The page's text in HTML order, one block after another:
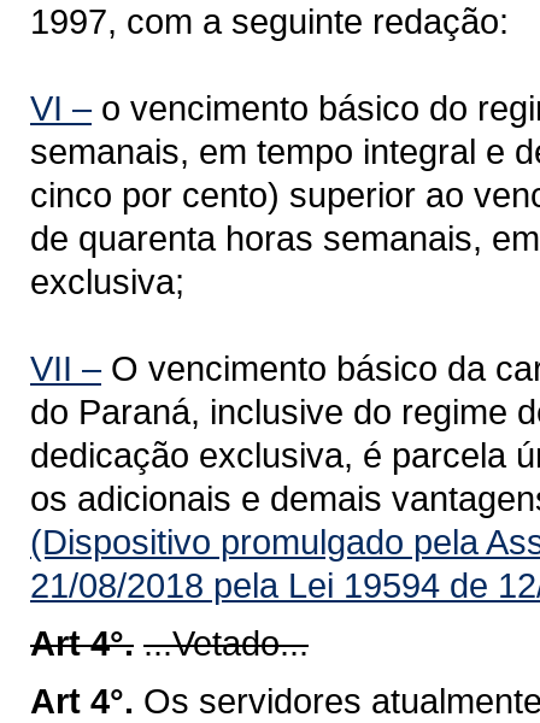
1997, com a seguinte redação:
VI –o vencimento básico do
semanais, em tempo integral e
cinco por cento) superior ao
de quarenta horas semanais,
exclusiva;
VII –O vencimento básico da
do Paraná, inclusive do regime
dedicação exclusiva, é parcela
os adicionais e demais
(Dispositivo promulgado pela
21/08/2018 pela Lei 19594 de
Art 4°. ...Vetado...
Art 4°. Os servidores